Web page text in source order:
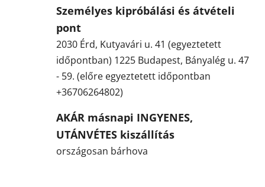
Személyes kipróbálási és átvételi
pont
2030 Érd, Kutyavári u. 41 (egyeztetett
időpontban) 1225 Budapest, Bányalég u. 47
- 59. (előre egyeztetett időpontban
+36706264802)
AKÁR másnapi INGYENES,
UTÁNVÉTES kiszállítás
országosan bárhova